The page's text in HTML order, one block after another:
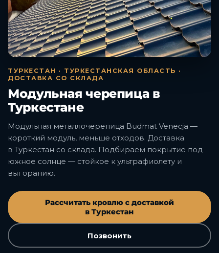
ТУРКЕСТАН · ТУРКЕСТАНСКАЯ ОБЛАСТЬ ·
ДОСТАВКА СО СКЛАДА
Модульная черепица в
Туркестане
Модульная металлочерепица Budmat Venecja —
короткий модуль, меньше отходов. Доставка
в Туркестан со склада. Подбираем покрытие под
южное солнце — стойкое к ультрафиолету и
выгоранию.
Рассчитать кровлю с доставкой
в Туркестан
Позвонить